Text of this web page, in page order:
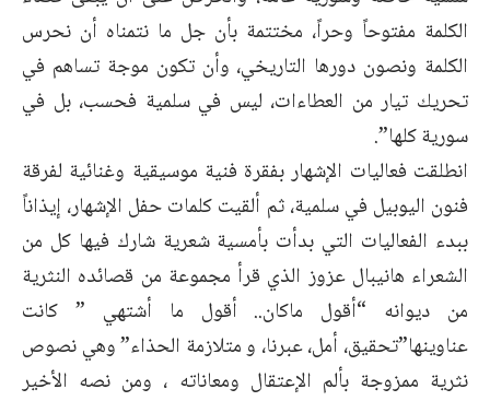
الكلمة مفتوحاً وحراً، مختتمة بأن جل ما نتمناه أن نحرس
الكلمة ونصون دورها التاريخي، وأن تكون موجة تساهم في
تحريك تيار من العطاءات، ليس في سلمية فحسب، بل في
سورية كلها”.
انطلقت فعاليات الإشهار بفقرة فنية موسيقية وغنائية لفرقة
فنون اليوبيل في سلمية، ثم ألقيت كلمات حفل الإشهار، إيذاناً
ببدء الفعاليات التي بدأت بأمسية شعرية شارك فيها كل من
الشعراء هانيبال عزوز الذي قرأ مجموعة من قصائده النثرية
من ديوانه “أقول ماكان.. أقول ما أشتهي ” كانت
عناوينها”تحقيق، أمل، عبرنا، و متلازمة الحذاء” وهي نصوص
نثرية ممزوجة بألم الإعتقال ومعاناته ، ومن نصه الأخير